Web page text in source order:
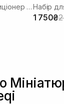
Незмивний зволожуючий кондиціонер для живлення та розплутування волоссяНабір
1 750₴